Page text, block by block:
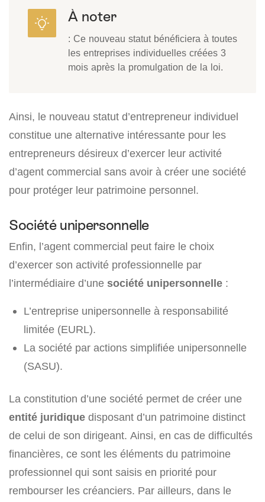
À noter
: Ce nouveau statut bénéficiera à toutes
les entreprises individuelles créées 3
mois après la promulgation de la loi.
Ainsi, le nouveau statut d’entrepreneur individuel
constitue une alternative intéressante pour les
entrepreneurs désireux d’exercer leur activité
d’agent commercial sans avoir à créer une société
pour protéger leur patrimoine personnel.
Société unipersonnelle
Enfin, l’agent commercial peut faire le choix
d’exercer son activité professionnelle par
l’intermédiaire d’une société unipersonnelle :
L’entreprise unipersonnelle à responsabilité
limitée (EURL).
La société par actions simplifiée unipersonnelle
(SASU).
La constitution d’une société permet de créer une
entité juridique disposant d’un patrimoine distinct
de celui de son dirigeant. Ainsi, en cas de difficultés
financières, ce sont les éléments du patrimoine
professionnel qui sont saisis en priorité pour
rembourser les créanciers. Par ailleurs, dans le